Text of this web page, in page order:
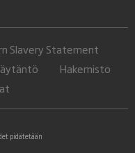
Slavery Statement
Hakemisto
pidätetään